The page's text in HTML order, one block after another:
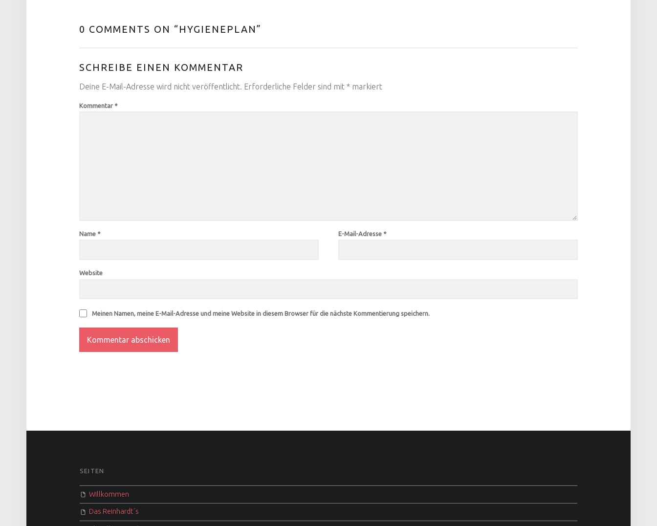
0 COMMENTS ON “ HYGIENEPLAN”
SCHREIBE EINEN KOMMENTAR
Deine E-Mail-Adresse wird nicht veröffentlicht. Erforderliche Felder sind mit * markiert
Kommentar *
Name * E-Mail-Adresse *
Website
Meinen Namen, meine E-Mail-Adresse und meine Website in diesem Browser für die nächste Kommentierung speichern.
FOOTER SIDEBAR
SEITEN
Willkommen
Das Reinhardt´s